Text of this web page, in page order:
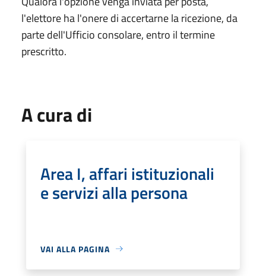
l'elettore ha l'onere di accertarne la ricezione, da
parte dell'Ufficio consolare, entro il termine
prescritto.
A cura di
Area I, affari istituzionali
e servizi alla persona
VAI ALLA PAGINA